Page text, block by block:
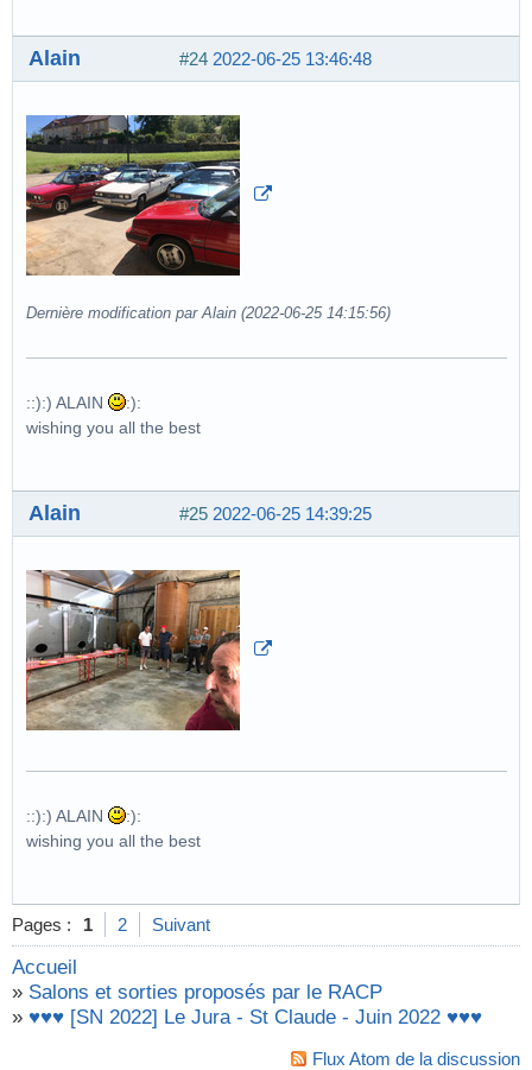
#24 2022-06-25 13:46:48
Alain
Dernière modification par Alain (2022-06-25 14:15:56)
::):) ALAIN
:):
wishing you all the best
#25 2022-06-25 14:39:25
Alain
::):) ALAIN
:):
wishing you all the best
Pages : 1 2 Suivant
Accueil
» Salons et sorties proposés par le RACP
» ♥♥♥ [SN 2022] Le Jura - St Claude - Juin 2022 ♥♥♥
Flux Atom de la discussion